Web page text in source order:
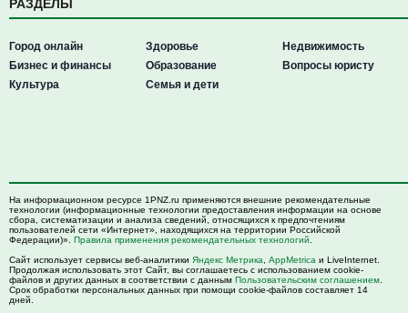
РАЗДЕЛЫ
Город онлайн
Бизнес и финансы
Культура
Здоровье
Образование
Семья и дети
Недвижимость
Вопросы юристу
На информационном ресурсе 1PNZ.ru применяются внешние рекомендательные
технологии (информационные технологии предоставления информации на основе
сбора, систематизации и анализа сведений, относящихся к предпочтениям
пользователей сети «Интернет», находящихся на территории Российской
Федерации)». Правила применения рекомендательных технологий
Сайт использует сервисы веб-аналитики Яндекс Метрика AppMetrica и LiveInternet.
Продолжая использовать этот Сайт, вы соглашаетесь с использованием cookie-
файлов и других данных в соответствии с данным Пользовательским соглашением
Срок обработки персональных данных при помощи cookie-файлов составляет 14
дней.